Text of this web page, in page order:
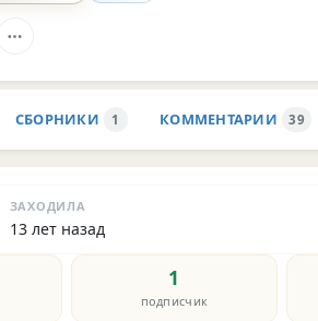
СБОРНИКИ 1 КОММЕНТАРИИ 39
ЗАХОДИЛА
13 лет назад
1
подписчик